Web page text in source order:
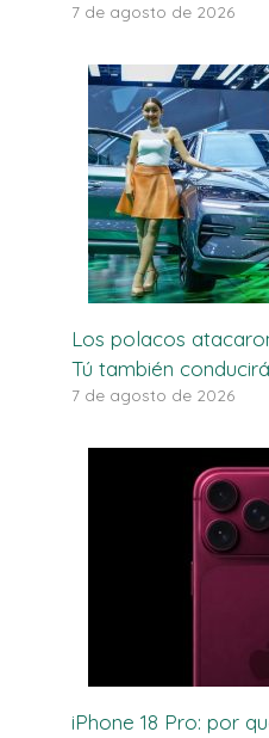
7 de agosto de 2026
Los polacos
Tú también
7 de agosto de 2026
iPhone 18 Pro: por